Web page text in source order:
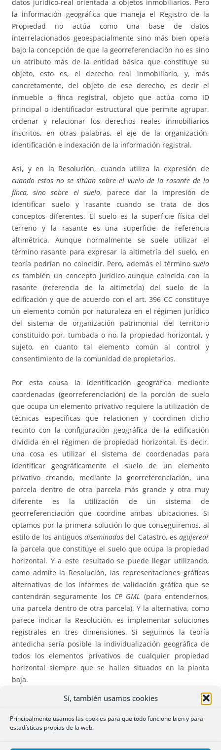
Sí, también usamos cookies
Principalmente usamos las cookies para que todo funcione bien y para
estadísticas propias de la web.
datos jurídico-real orientada a objetos inmobiliarios. Pero
la información geográfica que maneja el Registro de la
Propiedad no actúa como una base de datos
interrelacionados geoespacialmente sino más bien opera
bajo la concepción de que la georreferenciación no es sino
un atributo más de la entidad básica que constituye su
objeto, esto es, el derecho real inmobiliario, y, más
concretamente, del objeto de ese derecho, es decir el
inmueble o finca registral, objeto que actúa como ID
principal o identificador estructural que permite agrupar,
ordenar y relacionar los derechos reales inmobiliarios
inscritos, en otras palabras, el eje de la organización,
identificación e indexación de la información registral.
Así, y en la Resolución, cuando utiliza la expresión de
cuando estos no se sitúan sobre el vuelo de la rasante de la
finca, sino sobre el suelo, parece dar la impresión de
identificar suelo y rasante cuando se trata de dos
conceptos diferentes. El suelo es la superficie física del
terreno y la rasante es una superficie de referencia
altimétrica. Aunque normalmente se suele utilizar el
término rasante para expresar la altimetría del suelo, en
teoría podrían no coincidir. Pero, además el término suelo
es también un concepto jurídico aunque coincida con la
rasante (referencia de la altimetría) del suelo de la
edificación y que de acuerdo con el art. 396 CC constituye
un elemento común por naturaleza en el régimen jurídico
del sistema de organización patrimonial del territorio
constituido por, tumbada o no, la propiedad horizontal, y
sujeto, en cuanto tal elemento común al control y
consentimiento de la comunidad de propietarios.
Por esta causa la identificación geográfica mediante
coordenadas (georreferenciación) de la porción de suelo
que ocupa un elemento privativo requiere la utilización de
técnicas específicas que relacionen y coordinen dicho
recinto con la configuración geográfica de la edificación
dividida en el régimen de propiedad horizontal. Es decir,
una cosa es utilizar el sistema de coordenadas para
identificar geográficamente el suelo de un elemento
privativo creando, mediante la georreferenciación, una
parcela dentro de otra parcela más grande y otra muy
diferente es la utilización de un sistema de
georreferenciación que coordine ambas ubicaciones. Si
optamos por la primera solución lo que conseguiremos, al
estilo de los antiguos diseminados del Catastro, es agujerear
la parcela que constituye el suelo que ocupa la propiedad
horizontal. Y a este resultado se puede llegar utilizando,
como admite la Resolución, las representaciones gráficas
alternativas de los informes de validación gráfica que se
contendrán seguramente los CP GML (para entendernos,
una parcela dentro de otra parcela). Y la alternativa, como
parece indicar la Resolución, es implementar soluciones
registrales en tres dimensiones. Si seguimos la teoría
antedicha sería posible la individualización geográfica de
todos los elementos privativos de cualquier propiedad
horizontal siempre que se hallen situados en la planta
baja.
La solución pasa realmente por la utilización, de un
sistema de capas que reflejaran las huellas de los
elementos privativos geográficamente individualizados